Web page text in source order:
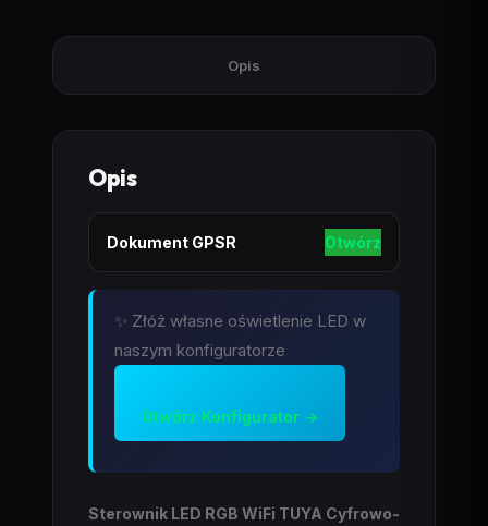
Opis
Opis
Dokument GPSR Otwórz
✨ Złóż własne oświetlenie LED w
naszym konfiguratorze
Otwórz Konfigurator →
Sterownik LED RGB WiFi TUYA Cyfrowo-